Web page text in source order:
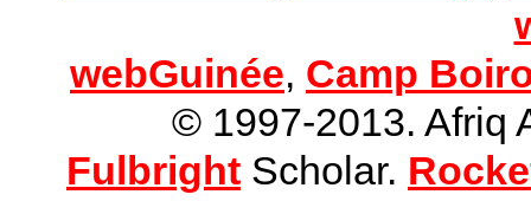
webGuinée, Camp
© 1997-2013. Afriq
Fulbright Scholar.